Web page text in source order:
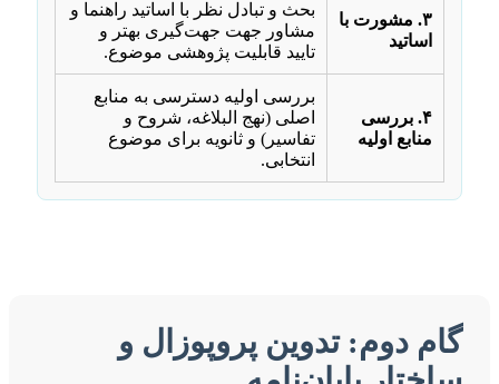
۳. مشورت با
اساتید
بحث و تبادل نظر با اساتید راهنما و
مشاور جهت جهت‌گیری بهتر و
تایید قابلیت پژوهشی موضوع.
۴. بررسی
منابع اولیه
بررسی اولیه دسترسی به منابع
اصلی (نهج البلاغه، شروح و
تفاسیر) و ثانویه برای موضوع
انتخابی.
گام دوم: تدوین پروپوزال و